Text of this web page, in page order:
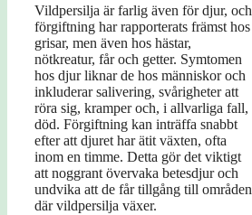
Vildpersilja är farlig även för djur, och
förgiftning har rapporterats främst hos
grisar, men även hos hästar,
nötkreatur, får och getter. Symtomen
hos djur liknar de hos människor och
inkluderar salivering, svårigheter att
röra sig, kramper och, i allvarliga fall,
död. Förgiftning kan inträffa snabbt
efter att djuret har ätit växten, ofta
inom en timme. Detta gör det viktigt
att noggrant övervaka betesdjur och
undvika att de får tillgång till områden
där vildpersilja växer.